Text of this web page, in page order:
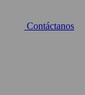
Contáctanos